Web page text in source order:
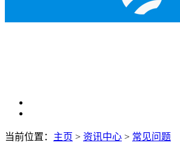
当前位置： 主页 > 资讯中心 > 常见问题